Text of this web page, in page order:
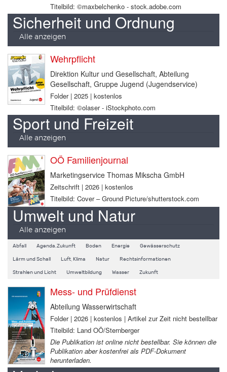
Titelbild: ©maxbelchenko - stock.adobe.com
Sicherheit und Ordnung
Alle anzeigen
Wehrpflicht
Direktion Kultur und Gesellschaft, Abteilung
Gesellschaft, Gruppe Jugend (Jugendservice)
Folder | 2025 | kostenlos
Titelbild: ©olaser - iStockphoto.com
Sport und Freizeit
Alle anzeigen
OÖ Familienjournal
Marketingservice Thomas Mikscha GmbH
Zeitschrift | 2026 | kostenlos
Titelbild: Cover – Ground Picture/shutterstock.com
Umwelt und Natur
Alle anzeigen
Abfall Agenda.Zukunft Boden Energie Gewässerschutz
Lärm und Schall Luft, Klima Natur Rechtsinformationen
Strahlen und Licht Umweltbildung Wasser Zukunft
Mess- und Prüfdienst
Abteilung Wasserwirtschaft
Folder | 2026 | kostenlos | Artikel zur Zeit nicht bestellbar
Titelbild: Land OÖ/Sternberger
Die Publikation ist online nicht bestellbar. Sie können die
Publikation aber kostenfrei als PDF-Dokument
herunterladen.